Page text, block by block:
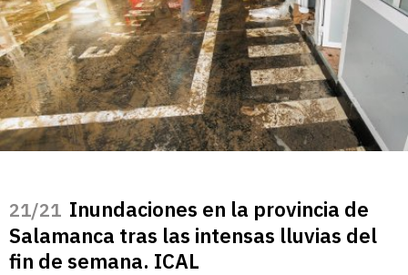
/21 Inundaciones en la provincia de
Salamanca tras las intensas lluvias del
fin de semana. ICAL